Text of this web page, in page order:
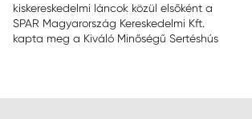
kiskereskedelmi láncok közül elsőként a
SPAR Magyarország Kereskedelmi Kft.
kapta meg a Kiváló Minőségű Sertéshús